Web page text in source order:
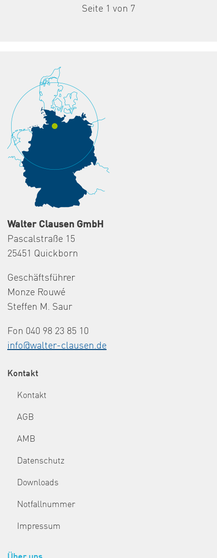
Seite 1 von 7
Walter Clausen GmbH
Pascalstraße 15
25451 Quickborn
Geschäftsführer
Monze Rouwé
Steffen M. Saur
Fon 040 98 23 85 10
info@walter-clausen.de
Kontakt
Kontakt
AGB
AMB
Datenschutz
Downloads
Notfallnummer
Impressum